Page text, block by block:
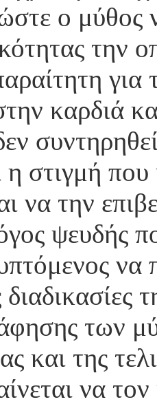
ο μύθος
την
για
καρδιά
στιγμή που
να την
ψευδής
να
των
και της
να